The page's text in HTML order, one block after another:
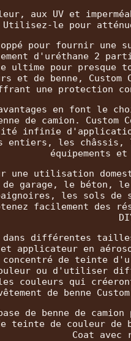
aux UV et
le pour
pour fournir
d'uréthane 2
ultime pour presque
et de benne,
une protection
en font le
de camion.
infinie
entiers, les châssis,
équipements
une utilisation
garage, le béton,
les sols
facilement des
différentes
applicateur en
concentré de teinte
ou d'utiliser
couleurs qui
de benne
de benne de
teinte de couleur de
Coat avec